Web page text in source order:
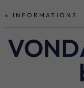
INFORMATIONS